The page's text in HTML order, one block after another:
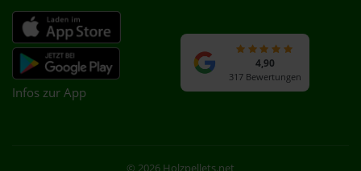
Infos zur App
4,90
317 Bewertungen
© 2026 Holzpellets.net